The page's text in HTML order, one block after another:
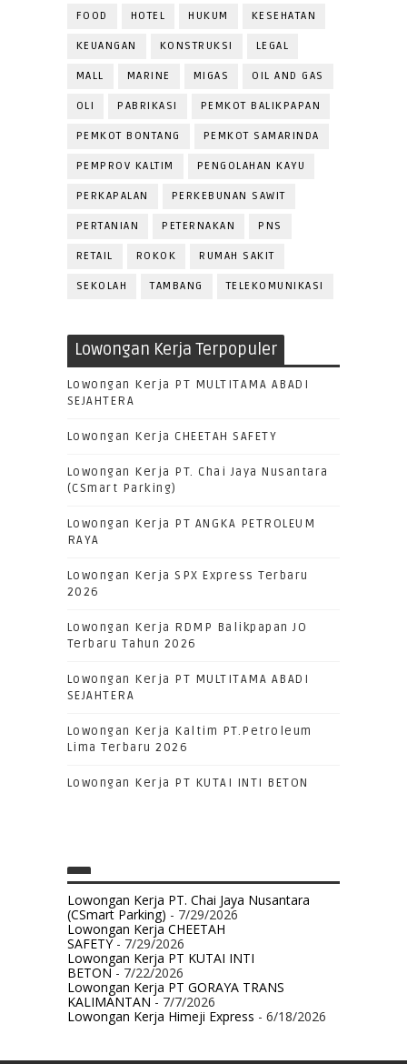
FOOD HOTEL HUKUM KESEHATAN
KEUANGAN KONSTRUKSI LEGAL
MALL MARINE MIGAS OIL AND GAS
OLI PABRIKASI PEMKOT BALIKPAPAN
PEMKOT BONTANG PEMKOT SAMARINDA
PEMPROV KALTIM PENGOLAHAN KAYU
PERKAPALAN PERKEBUNAN SAWIT
PERTANIAN PETERNAKAN PNS
RETAIL ROKOK RUMAH SAKIT
SEKOLAH TAMBANG TELEKOMUNIKASI
Lowongan Kerja Terpopuler
Lowongan Kerja PT MULTITAMA ABADI
SEJAHTERA
Lowongan Kerja CHEETAH SAFETY
Lowongan Kerja PT. Chai Jaya Nusantara
(CSmart Parking)
Lowongan Kerja PT ANGKA PETROLEUM
RAYA
Lowongan Kerja SPX Express Terbaru
2026
Lowongan Kerja RDMP Balikpapan JO
Terbaru Tahun 2026
Lowongan Kerja PT MULTITAMA ABADI
SEJAHTERA
Lowongan Kerja Kaltim PT.Petroleum
Lima Terbaru 2026
Lowongan Kerja PT KUTAI INTI BETON
Lowongan Kerja PT. Chai Jaya Nusantara
(CSmart Parking) - 7/29/2026
Lowongan Kerja CHEETAH
SAFETY- 7/29/2026
Lowongan Kerja PT KUTAI INTI
BETON- 7/22/2026
Lowongan Kerja PT GORAYA TRANS
KALIMANTAN- 7/7/2026
Lowongan Kerja Himeji Express - 6/18/2026